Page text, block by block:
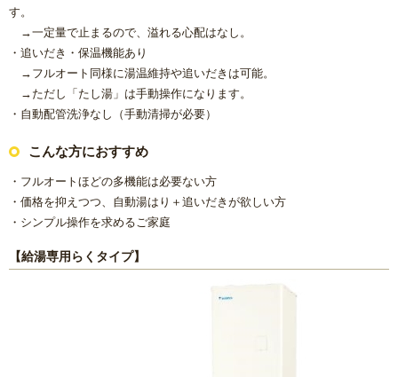
す。
→一定量で止まるので、溢れる心配はなし。
・追いだき・保温機能あり
→フルオート同様に湯温維持や追いだきは可能。
→ただし「たし湯」は手動操作になります。
・自動配管洗浄なし（手動清掃が必要）
こんな方におすすめ
・フルオートほどの多機能は必要ない方
・価格を抑えつつ、自動湯はり＋追いだきが欲しい方
・シンプル操作を求めるご家庭
【給湯専用らくタイプ】